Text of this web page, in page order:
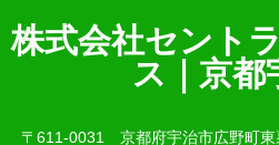
株式会社セント
ス｜京都
〒611-0031 京都府宇治市広野町